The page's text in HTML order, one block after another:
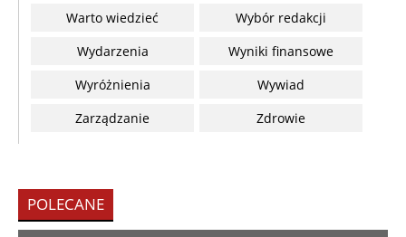
Warto wiedzieć
Wybór redakcji
Wydarzenia
Wyniki finansowe
Wyróżnienia
Wywiad
Zarządzanie
Zdrowie
POLECANE